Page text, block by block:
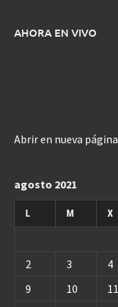
AHORA EN VIVO
Abrir en nueva página
agosto 2021
L M X
2
3 4
9
10 11